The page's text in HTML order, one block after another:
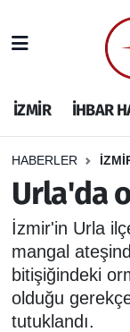
İZMİR İHBAR
HABERLER
Urla'da
İzmir'in Urla
mangal
bitişiğindeki
olduğu
tutuklandı.
İHBAR
DEPREM
GENEL
EKONOMİ
SİYASET
İzmir
İzmir Hava
İzmir
İzmir Trafik
Puan
Tüm